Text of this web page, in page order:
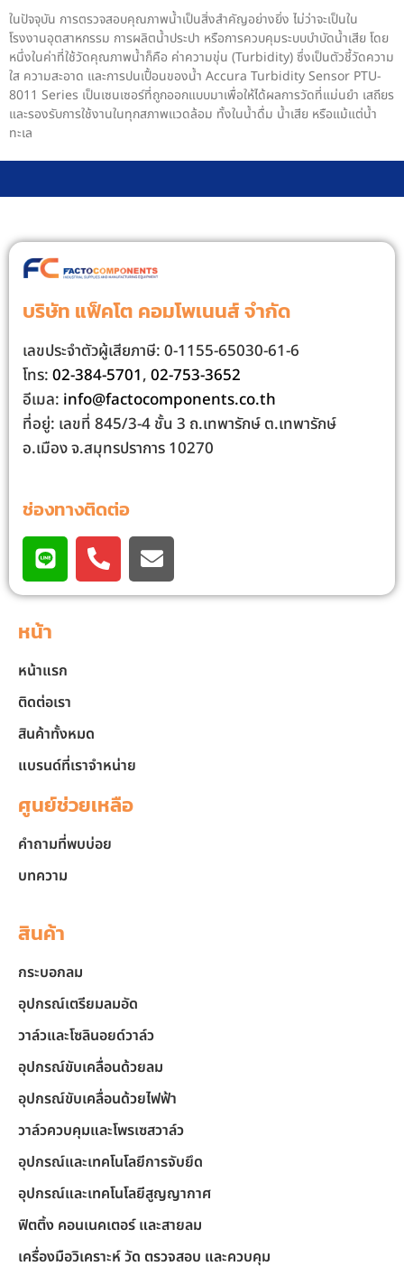
ในปัจจุบัน การตรวจสอบคุณภาพน้ำเป็นสิ่งสำคัญอย่างยิ่ง ไม่ว่าจะเป็นใน
โรงงานอุตสาหกรรม การผลิตน้ำประปา หรือการควบคุมระบบบำบัดน้ำเสีย โดย
หนึ่งในค่าที่ใช้วัดคุณภาพน้ำก็คือ ค่าความขุ่น (Turbidity) ซึ่งเป็นตัวชี้วัดความ
ใส ความสะอาด และการปนเปื้อนของน้ำ Accura Turbidity Sensor PTU-
8011 Series เป็นเซนเซอร์ที่ถูกออกแบบมาเพื่อให้ได้ผลการวัดที่แม่นยำ เสถียร
และรองรับการใช้งานในทุกสภาพแวดล้อม ทั้งในน้ำดื่ม น้ำเสีย หรือแม้แต่น้ำ
ทะเล
บริษัท แฟ็คโต คอมโพเนนส์ จํากัด
เลขประจําตัวผู้เสียภาษี: 0-1155-65030-61-6
โทร:02-384-5701,02-753-3652
อีเมล: info@factocomponents.co.th
ที่อยู่: เลขที่ 845/3-4 ชั้น 3 ถ.เทพารักษ์ ต.เทพารักษ์
อ.เมือง จ.สมุทรปราการ 10270
ช่องทางติดต่อ
หน้า
หน้าแรก
ติดต่อเรา
สินค้าทั้งหมด
แบรนด์ที่เราจำหน่าย
ศูนย์ช่วยเหลือ
คำถามที่พบบ่อย
บทความ
สินค้า
กระบอกลม
อุปกรณ์เตรียมลมอัด
วาล์วและโซลินอยด์วาล์ว
อุปกรณ์ขับเคลื่อนด้วยลม
อุปกรณ์ขับเคลื่อนด้วยไฟฟ้า
วาล์วควบคุมและโพรเซสวาล์ว
อุปกรณ์และเทคโนโลยีการจับยึด
อุปกรณ์และเทคโนโลยีสูญญากาศ
ฟิตติ้ง คอนเนคเตอร์ และสายลม
เครื่องมือวิเคราะห์ วัด ตรวจสอบ และควบคุม